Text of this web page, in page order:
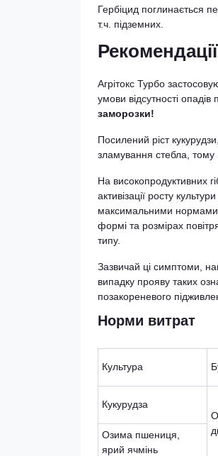
Гербіцид поглинається
т.ч. підземних.
Агрітокс Турбо
умови відсутності
заморозки!
Посилений ріст
зламування стебла, тому
На високопродуктивних
активізації росту
максимальними нормами
формі та розмірах
типу.
Зазвичай ці симптоми,
випадку прояву таких
позакореневого
Норми витрат
Культура
Кукурудза
Озима пшениця,
ярий ячмінь